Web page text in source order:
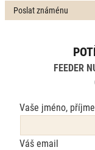
Poslat známénu
FEEDER
Vaše jméno,
Váš email